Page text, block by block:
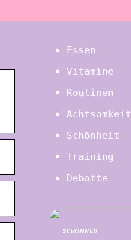
Essen
Vitamine
Routinen
Achtsamkeit
Schönheit
Training
Debatte
SCHÖNHEIT